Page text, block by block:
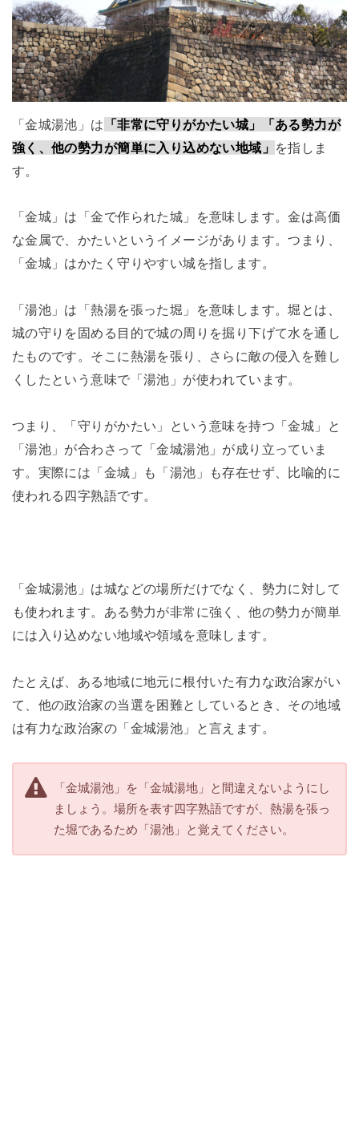
「金城湯池」は 「非常に守りがかたい城」「ある勢力が
強く、他の勢力が簡単に入り込めない地域」 を指しま
す。
「金城」は「金で作られた城」を意味します。金は高価
な金属で、かたいというイメージがあります。つまり、
「金城」はかたく守りやすい城を指します。
「湯池」は「熱湯を張った堀」を意味します。堀とは、
城の守りを固める目的で城の周りを掘り下げて水を通し
たものです。そこに熱湯を張り、さらに敵の侵入を難し
くしたという意味で「湯池」が使われています。
つまり、「守りがかたい」という意味を持つ「金城」と
「湯池」が合わさって「金城湯池」が成り立っていま
す。実際には「金城」も「湯池」も存在せず、比喩的に
使われる四字熟語です。
「金城湯池」は城などの場所だけでなく、勢力に対して
も使われます。ある勢力が非常に強く、他の勢力が簡単
には入り込めない地域や領域を意味します。
たとえば、ある地域に地元に根付いた有力な政治家がい
て、他の政治家の当選を困難としているとき、その地域
は有力な政治家の「金城湯池」と言えます。
「金城湯池」を「金城湯地」と間違えないようにし
ましょう。場所を表す四字熟語ですが、熱湯を張っ
た堀であるため「湯池」と覚えてください。